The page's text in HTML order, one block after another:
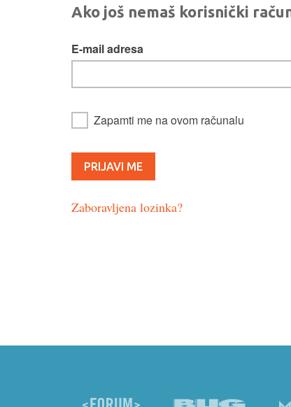
Ako još nemaš korisnički
E-mail adresa
Zapamti me na ovom računalu
Zaboravljena lozinka?